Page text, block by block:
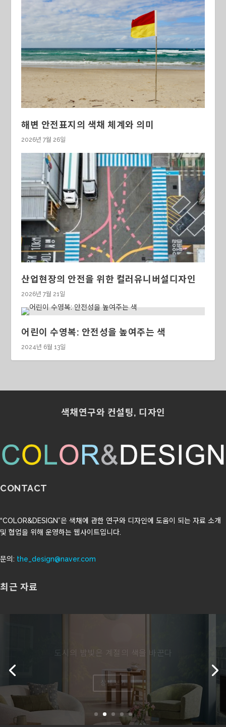
해변 안전표지의 색채 체계와 의미
2026년 7월 26일
산업현장의 안전을 위한 컬러유니버설디자인
2026년 7월 21일
어린이 수영복: 안전성을 높여주는 색
2024년 6월 13일
색채연구와 컨설팅, 디자인
CONTACT
“COLOR&DESIGN”은 색채에 관한 연구와 디자인에 도움이 되는 자료 소개
및 협업을 위해 운영하는 웹사이트입니다.
문의: the_design@naver.com
최근 자료
발스파(Valspar)의 2027년 올해의 색 ‘코티지
도어’